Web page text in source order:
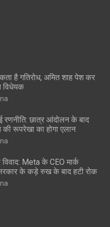
है गतिरोध, अमित शाह पेश कर
विधेयक
रणनीति: छात्र आंदोलन के बाद
रूपरेखा का होगा एलान
विवाद: Meta के CEO मार्क
सरकार के कड़े रुख के बाद हटी रोक